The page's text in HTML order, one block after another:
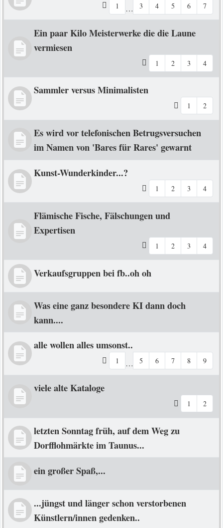
1 … 3 4 5 6 7
Ein paar Kilo Meisterwerke die die Laune
vermiesen
1 2 3 4
Sammler versus Minimalisten
1 2
Es wird vor telefonischen Betrugsversuchen
im Namen von 'Bares für Rares' gewarnt
Kunst-Wunderkinder...?
1 2 3 4
Flämische Fische, Fälschungen und
Expertisen
1 2 3 4
Verkaufsgruppen bei fb..oh oh
Was eine ganz besondere KI dann doch
kann....
alle wollen alles umsonst..
1 … 5 6 7 8 9
viele alte Kataloge
1 2
letzten Sonntag früh, auf dem Weg zu
Dorfflohmärkte im Taunus...
ein großer Spaß,...
...jüngst und länger schon verstorbenen
Künstlern/innen gedenken..